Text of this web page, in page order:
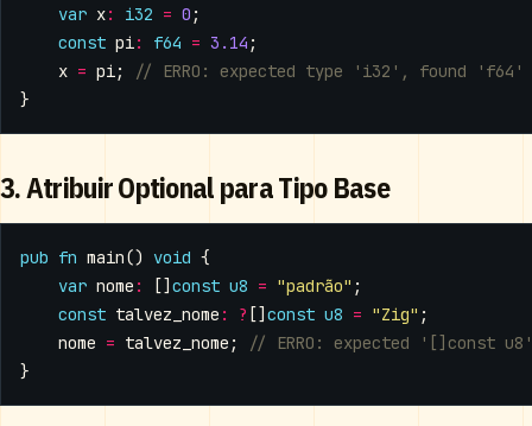
var x: i32 = 0 ;
const pi: f64 = 3.14 ;
x = pi;
}
3. Atribuir Optional para Tipo Base
pub fn main() void {
var nome : [] const u8 = "padrão" ;
const talvez_nome : ? [] const u8 = "Zig" ;
nome = talvez_nome ;
}